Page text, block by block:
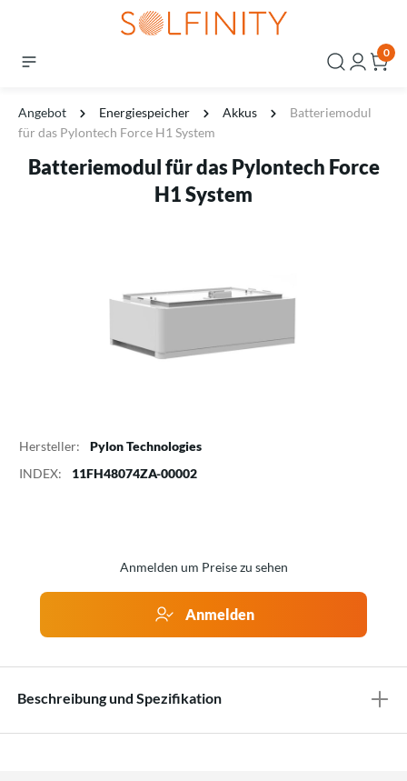
0
Angebot Energiespeicher Akkus
Batteriemodul
für das Pylontech Force H1 System
Batteriemodul für das Pylontech Force
H1 System
Hersteller:
Pylon Technologies
INDEX:
11FH48074ZA-00002
Anmelden um Preise zu sehen
Anmelden
Beschreibung und Spezifikation